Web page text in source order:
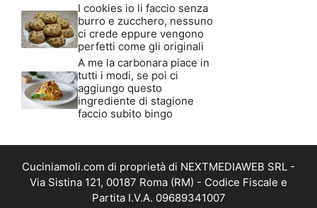
I cookies io li faccio senza
burro e zucchero, nessuno
ci crede eppure vengono
perfetti come gli originali
A me la carbonara piace in
tutti i modi, se poi ci
aggiungo questo
ingrediente di stagione
faccio subito bingo
Cuciniamoli.com di proprietà di NEXTMEDIAWEB SRL -
Via Sistina 121, 00187 Roma (RM) - Codice Fiscale e
Partita I.V.A. 09689341007